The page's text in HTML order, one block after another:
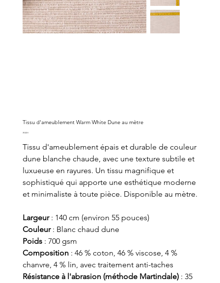
Tissu d'ameublement Warm White Dune au mètre
Prix
39,00 €
Tissu d'ameublement épais et durable de couleur
dune blanche chaude, avec une texture subtile et
luxueuse en rayures. Un tissu magnifique et
sophistiqué qui apporte une esthétique moderne
et minimaliste à toute pièce. Disponible au mètre.
Largeur: 140 cm (environ 55 pouces)
Couleur: Blanc chaud dune
Poids: 700 gsm
Composition: 46 % coton, 46 % viscose, 4 %
chanvre, 4 % lin, avec traitement anti-taches
Résistance à l'abrasion (méthode Martindale): 35